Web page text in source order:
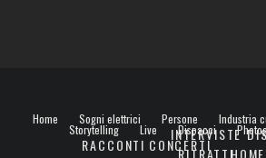
Home Sogni elettrici Persone
INTERVISTE
Industria
Storytelling
RACCONTI
Live
CONCERTI
Dispacci